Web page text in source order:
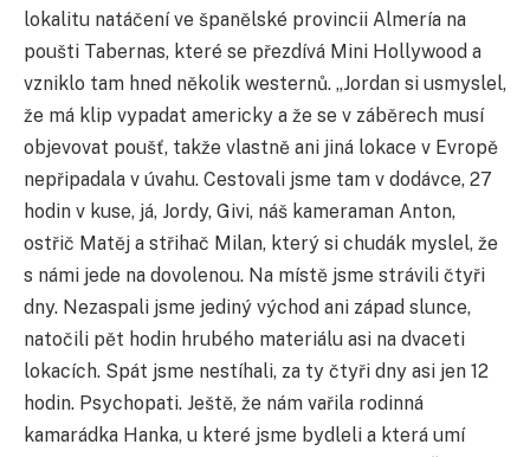
lokalitu natáčení ve španělské provincii Almería na
poušti Tabernas, které se přezdívá Mini Hollywood a
vzniklo tam hned několik westernů. „Jordan si usmyslel,
že má klip vypadat americky a že se v záběrech musí
objevovat poušť, takže vlastně ani jiná lokace v Evropě
nepřipadala v úvahu. Cestovali jsme tam v dodávce, 27
hodin v kuse, já, Jordy, Givi, náš kameraman Anton,
ostřič Matěj a střihač Milan, který si chudák myslel, že
s námi jede na dovolenou. Na místě jsme strávili čtyři
dny. Nezaspali jsme jediný východ ani západ slunce,
natočili pět hodin hrubého materiálu asi na dvaceti
lokacích. Spát jsme nestíhali, za ty čtyři dny asi jen 12
hodin. Psychopati. Ještě, že nám vařila rodinná
kamarádka Hanka, u které jsme bydleli a která umí